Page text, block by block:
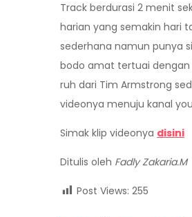
Track berdurasi 2 menit
harian yang semakin hari
sederhana namun punya
bodo amat tertuai dengan
ruh dari Tim Armstrong
videonya menuju kanal
Simak klip videonya disini
Ditulis oleh Fadly Zakaria.M
Post Views: 255